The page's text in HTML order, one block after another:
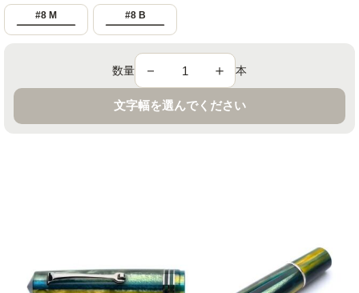
#8 M #8 B
数量 － ＋ 本
文字幅を選んでください